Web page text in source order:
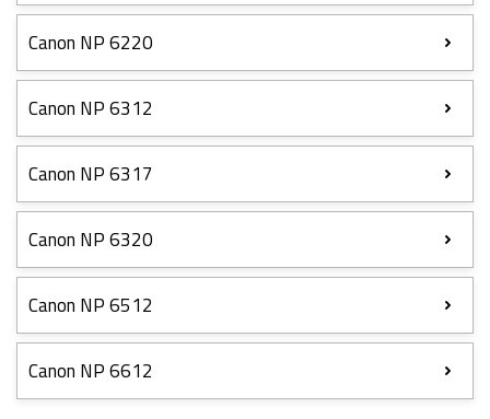
Canon NP 6220
Canon NP 6312
Canon NP 6317
Canon NP 6320
Canon NP 6512
Canon NP 6612